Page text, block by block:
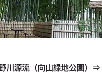
川源流（向山緑地公園）